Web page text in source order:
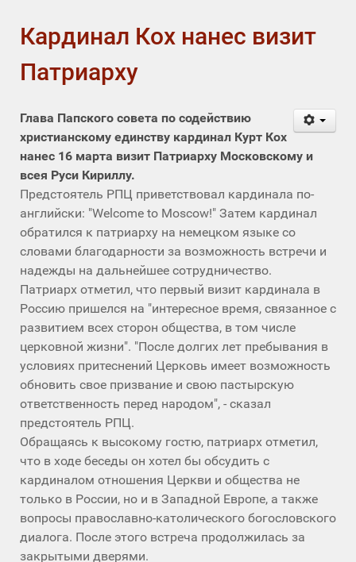
Кардинал Кох нанес визит
Патриарху
Глава Папского совета по содействию
христианскому единству кардинал Курт Кох
нанес 16 марта визит Патриарху Московскому и
всея Руси Кириллу.
Предстоятель РПЦ приветствовал кардинала по-
английски: "Welcome to Moscow!" Затем кардинал
обратился к патриарху на немецком языке со
словами благодарности за возможность встречи и
надежды на дальнейшее сотрудничество.
Патриарх отметил, что первый визит кардинала в
Россию пришелся на "интересное время, связанное с
развитием всех сторон общества, в том числе
церковной жизни". "После долгих лет пребывания в
условиях притеснений Церковь имеет возможность
обновить свое призвание и свою пастырскую
ответственность перед народом", - сказал
предстоятель РПЦ.
Обращаясь к высокому гостю, патриарх отметил,
что в ходе беседы он хотел бы обсудить с
кардиналом отношения Церкви и общества не
только в России, но и в Западной Европе, а также
вопросы православно-католического богословского
диалога. После этого встреча продолжилась за
закрытыми дверями.